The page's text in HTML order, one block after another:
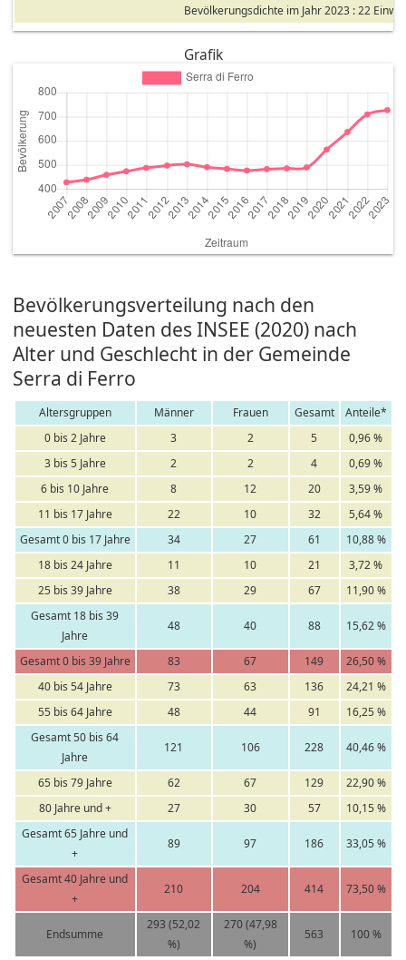
Bevölkerungsdichte im Jahr 2023 : 22
Grafik
Bevölkerungsverteilung nach den
neuesten Daten des INSEE (2020) nach
Alter und Geschlecht in der Gemeinde
Serra di Ferro
Altersgruppen Männer Frauen Gesamt
Anteile*
0 bis 2 Jahre
3 2 5
0,96 %
3 bis 5 Jahre
2 2 4
0,69 %
6 bis 10 Jahre
8 12 20
3,59 %
11 bis 17 Jahre
22 10 32
5,64 %
Gesamt 0 bis 17 Jahre
34 27 61
10,88 %
18 bis 24 Jahre
11 10 21
3,72 %
25 bis 39 Jahre
38 29 67
11,90 %
Gesamt 18 bis 39
Jahre
48 40 88 15,62 %
Gesamt 0 bis 39 Jahre 83 67 149
26,50 %
40 bis 54 Jahre
73 63 136
24,21 %
55 bis 64 Jahre
48 44 91
16,25 %
Gesamt 50 bis 64
Jahre
121 106 228 40,46 %
65 bis 79 Jahre 62 67 129
22,90 %
80 Jahre und +
27 30 57
10,15 %
Gesamt 65 Jahre und
+
89 97 186 33,05 %
Gesamt 40 Jahre und
+
210 204 414 73,50 %
Endsumme
293 (52,02
%)
270 (47,98
%)
563 100 %